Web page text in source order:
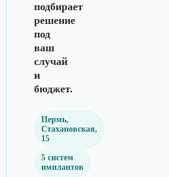
подбирает
решение
под
ваш
случай
и
бюджет.
Пермь,
Стахановская,
15
5 систем
имплантов